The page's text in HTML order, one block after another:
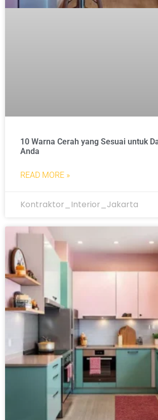
10 Warna Cerah yang Sesuai untuk
Anda
READ MORE »
Kontraktor_Interior_Jakarta